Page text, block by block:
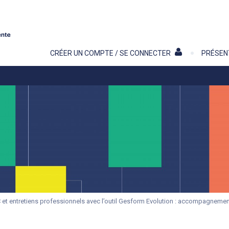
CRÉER UN COMPTE / SE CONNECTER
et entretiens professionnels avec l’outil Gesform Evolution :